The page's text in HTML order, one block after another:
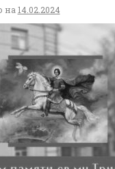
на 14.02.2024